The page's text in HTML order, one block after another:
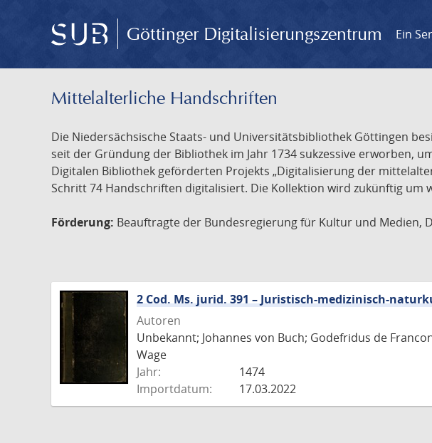
Göttinger Digitalisierungszentrum Ein
Mittelalterliche Handschriften
Die Niedersächsische Staats- und Universitätsbibliothek Göttingen
seit der Gründung der Bibliothek im Jahr 1734 sukzessive erworben,
Digitalen Bibliothek geförderten Projekts „Digitalisierung der
Schritt 74 Handschriften digitalisiert. Die Kollektion wird zukünftig
Förderung: Beauftragte der Bundesregierung für Kultur und Medien,
2 Cod. Ms. jurid. 391 – Juristisch-medizinisch-
Autoren
Unbekannt; Johannes von Buch; Godefridus de
Wage
Jahr:
1474
Importdatum:
17.03.2022